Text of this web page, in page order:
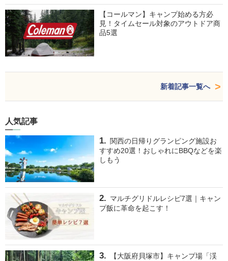
【コールマン】キャンプ始める方必
見！タイムセール対象のアウトドア商
品5選
新着記事一覧へ
人気記事
関西の日帰りグランピング施設お
すすめ20選！おしゃれにBBQなどを楽
しもう
マルチグリドルレシピ7選｜キャン
プ飯に革命を起こす！
【大阪府貝塚市】キャンプ場「渓